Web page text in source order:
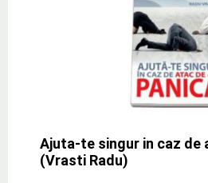
Ajuta-te singur in caz de
(Vrasti Radu)